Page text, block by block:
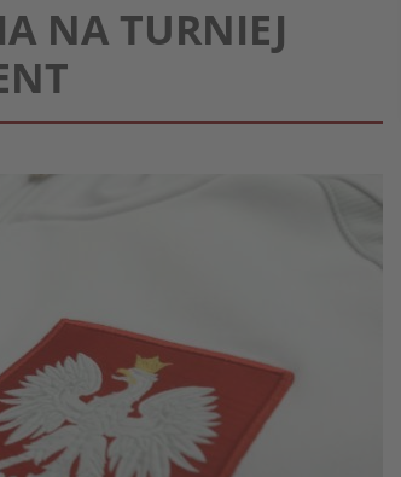
NA TURNIEJ